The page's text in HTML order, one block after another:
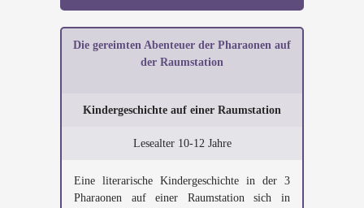
Die gereimten Abenteuer der Pharaonen auf
der Raumstation
Kindergeschichte auf einer Raumstation
Lesealter 10-12 Jahre
Eine literarische Kindergeschichte in der 3
Pharaonen auf einer Raumstation sich in